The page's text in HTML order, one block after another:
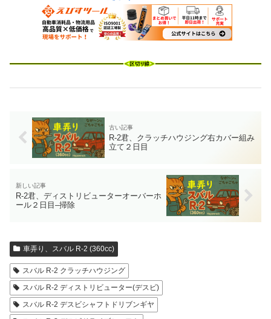
R-2君、クラッチハウジング右カバー組み
立て２日目
R-2君、ディストリビューターオーバーホ
ール２日目–掃除
車弄り、スバル R-2 (360cc)
スバル R-2 クラッチハウジング
スバル R-2 ディストリビューター(デスビ)
スバル R-2 デスビシャフトドリブンギヤ